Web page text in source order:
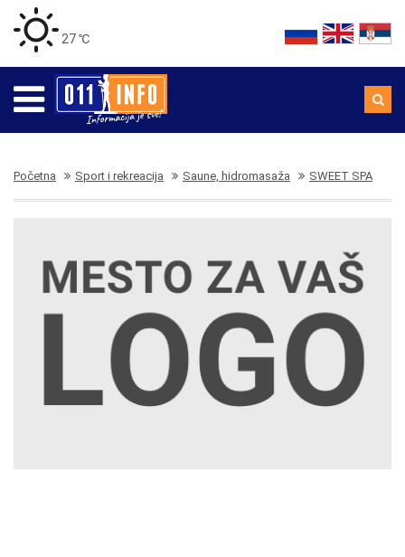
27 ℃
Početna Sport i rekreacija Saune, hidromasaža SWEET SPA